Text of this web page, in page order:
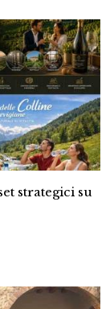
strategici su